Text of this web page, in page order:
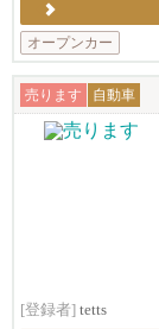
オープンカー
売ります 自動車
[登録者] tetts